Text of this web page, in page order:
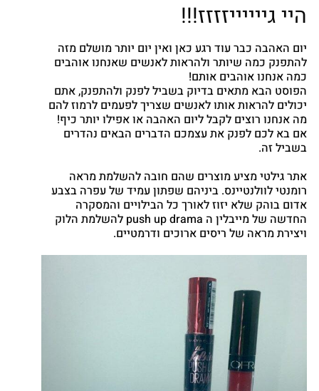
היי גייייייזזזז!!!
יום האהבה כבר עוד רגע כאן ואין יום יותר מושלם מזה
להתפנק כמה שיותר ולהראות לאנשים שאנחנו אוהבים
כמה אנחנו אוהבים אותם!
הפוסט הבא מתאים בדיוק בשביל לפנק ולהתפנק, אתם
יכולים להראות אותו לאנשים שצריך לפעמים לרמוז להם
מה אנחנו רוצים לקבל ליום האהבה או אפילו יותר כיף!
אם בא לכם לפנק את עצמכם הדברים הבאים נהדרים
בשביל זה.
אתר גילטי מציע מוצרים שהם חובה להשלמת מראה
רומנטי לוולנטיינס. ביניהם שפתון עמיד של עפרה בצבע
אדום בוהק שלא יזוז לאורך כל הבילויים והמסקרה
החדשה של מייבלין ה push up drama להשלמת הלוק
ויצירת מראה של ריסים ארוכים ודרמטיים.